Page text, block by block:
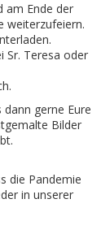
am Ende der
weiterzufeiern.
Sr. Teresa oder
gerne Eure
Bilder
die Pandemie
in unserer